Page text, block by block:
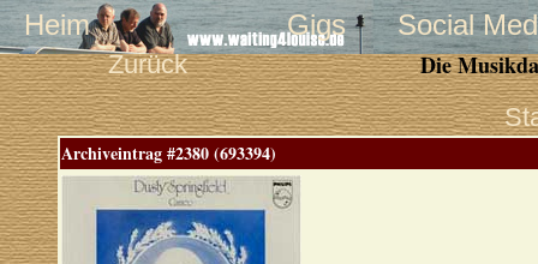
Heim Gigs Social
Zurück Die
Archiveintrag #2380 (693394)